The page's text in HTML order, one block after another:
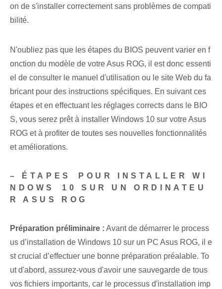
on de s'installer correctement sans problèmes de compati
bilité.
N'oubliez pas que les étapes du BIOS peuvent varier en f
onction du modèle de votre Asus ‌ROG, il est donc essenti
el de consulter le ‌manuel d'utilisation ou le site Web du fa
bricant pour des instructions spécifiques. En suivant ces
étapes et en effectuant les réglages corrects⁤ dans le BIO
S, vous serez prêt à installer Windows 10 sur votre Asus
ROG et à profiter de toutes⁤ ses nouvelles fonctionnalités
et améliorations.
– ÉTAPES⁤ POUR INSTALLER WI
NDOWS⁤ 10 SUR UN ORDINATEU
R ASUS ROG
Préparation préliminaire : Avant de démarrer le process
us d’installation de Windows 10 sur un PC Asus ROG, il e
st crucial d’effectuer une bonne préparation préalable. To
ut d'abord, assurez-vous d'avoir une sauvegarde de tous
vos fichiers importants, car le processus d'installation imp